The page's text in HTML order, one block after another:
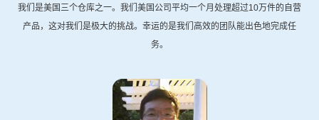
我们是美国三个仓库之一。我们美国公司平均一个月处理超过10万件的自营
产品，这对我们是极大的挑战。幸运的是我们高效的团队能出色地完成任
务。